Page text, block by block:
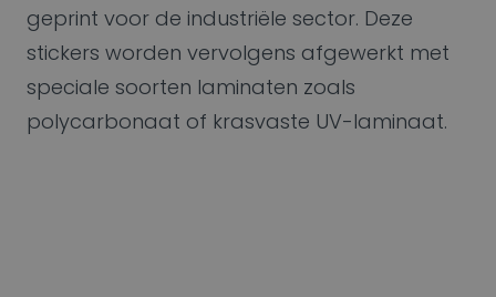
geprint voor de industriële sector. Deze
stickers worden vervolgens afgewerkt met
speciale soorten laminaten zoals
polycarbonaat of krasvaste UV-laminaat.